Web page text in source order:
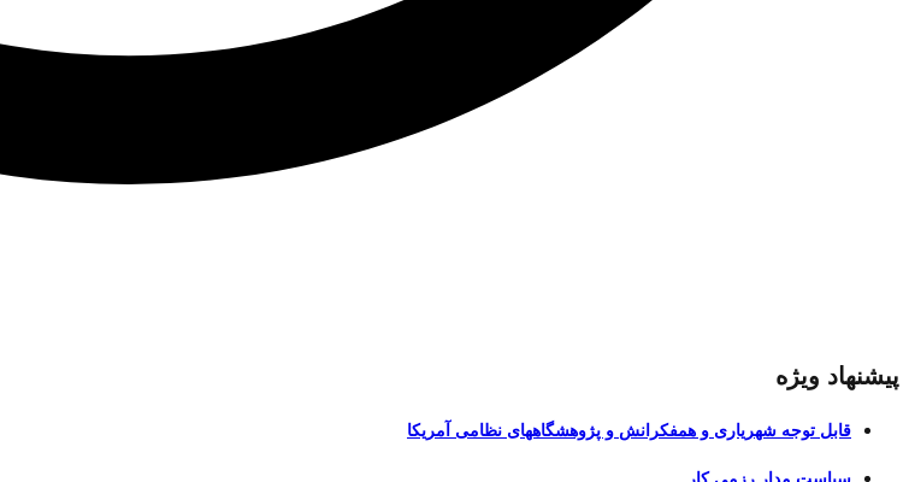
پیشنهاد ویژه
قابل توجه شهریاری و همفکرانش و پژوهشگاههای نظامی آمریکا